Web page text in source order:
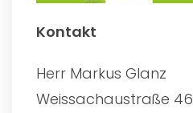
Kontakt
Herr Markus Glanz
Weissachaustraße 46